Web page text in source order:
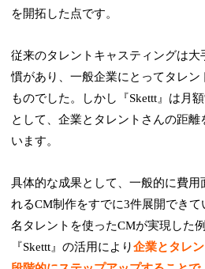
を開拓した点です。
従来のタレントキャスティングは大
慣があり、一般企業にとってタレン
ものでした。しかし『Skettt』は月
として、企業とタレントさんの距離
います。
具体的な成果として、一般的に費用
れるCM制作をすでに3件展開でき
名タレントを使ったCMが実現した
『Skettt』の活用により企業とタレ